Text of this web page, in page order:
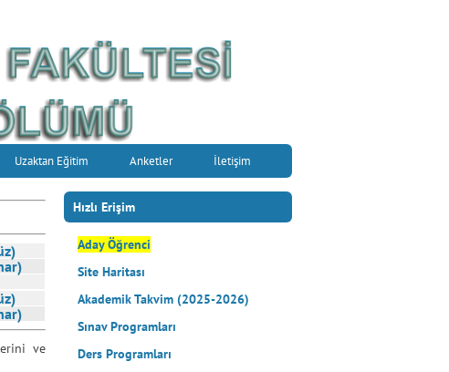
Uzaktan Eğitim Anketler İletişim
ve
Hızlı Erişim
Aday Öğrenci
Site Haritası
Akademik Takvim (2025-2026)
Sınav Programları
Ders Programları